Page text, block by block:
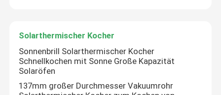
Solarthermischer Kocher
Sonnenbrill Solarthermischer Kocher
Schnellkochen mit Sonne Große Kapazität
Solaröfen
137mm großer Durchmesser Vakuumrohr